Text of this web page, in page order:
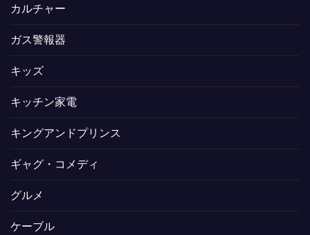
カルチャー
ガス警報器
キッズ
キッチン家電
キングアンドプリンス
ギャグ・コメディ
グルメ
ケーブル